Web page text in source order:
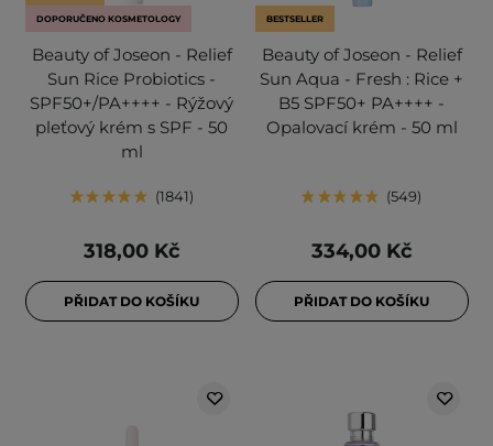
DOPORUČENO KOSMETOLOGY
Beauty of Joseon - Relief
Sun Rice Probiotics -
SPF50+/PA++++ - Rýžový
pleťový krém s SPF - 50
ml
1841
318,00 Kč
PŘIDAT DO KOŠÍKU
BESTSELLER
Beauty of Joseon - Relief
Sun Aqua - Fresh : Rice +
B5 SPF50+ PA++++ -
Opalovací krém - 50 ml
549
334,00 Kč
PŘIDAT DO KOŠÍKU